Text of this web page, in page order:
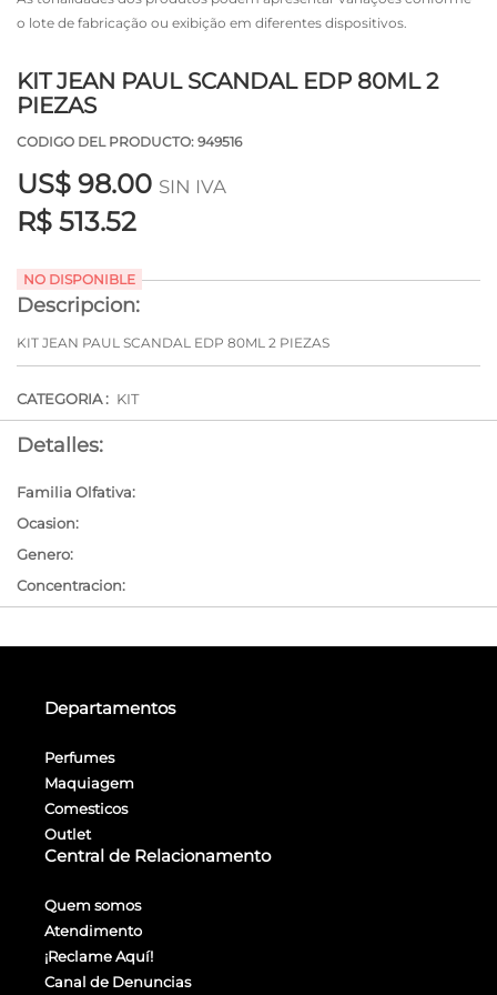
o lote de fabricação ou exibição em diferentes dispositivos.
KIT JEAN PAUL SCANDAL EDP 80ML 2
PIEZAS
CODIGO DEL PRODUCTO: 949516
US$ 98.00 SIN IVA
R$ 513.52
NO DISPONIBLE
Descripcion:
KIT JEAN PAUL SCANDAL EDP 80ML 2 PIEZAS
CATEGORIA : KIT
Detalles:
Familia Olfativa:
Ocasion:
Genero:
Concentracion:
Departamentos
Perfumes
Maquiagem
Comesticos
Outlet
Central de Relacionamento
Quem somos
Atendimento
¡Reclame Aquí!
Canal de Denuncias